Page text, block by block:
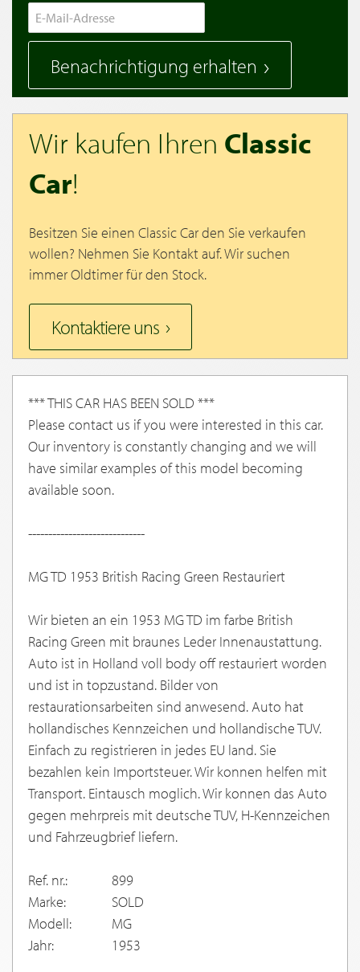
Benachrichtigung erhalten
Wir kaufen Ihren Classic
Car!
Besitzen Sie einen Classic Car den Sie verkaufen
wollen? Nehmen Sie Kontakt auf. Wir suchen
immer Oldtimer für den Stock.
Kontaktiere uns
*** THIS CAR HAS BEEN SOLD ***
Please contact us if you were interested in this car.
Our inventory is constantly changing and we will
have similar examples of this model becoming
available soon.
-----------------------------
MG TD 1953 British Racing Green Restauriert
Wir bieten an ein 1953 MG TD im farbe British
Racing Green mit braunes Leder Innenaustattung.
Auto ist in Holland voll body off restauriert worden
und ist in topzustand. Bilder von
restaurationsarbeiten sind anwesend. Auto hat
hollandisches Kennzeichen und hollandische TUV.
Einfach zu registrieren in jedes EU land. Sie
bezahlen kein Importsteuer. Wir konnen helfen mit
Transport. Eintausch moglich. Wir konnen das Auto
gegen mehrpreis mit deutsche TUV, H-Kennzeichen
und Fahrzeugbrief liefern.
Ref. nr.:
899
Marke:
SOLD
Modell:
MG
Jahr:
1953